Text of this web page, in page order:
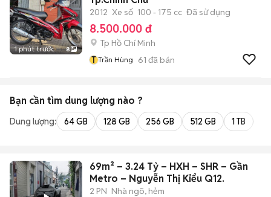
1 phút trước 8
2012 Xe số 100 - 175 cc Đã sử dụng
8.500.000 đ
Tp Hồ Chí Minh
T Trần Hùng 61 đã bán
Bạn cần tìm dung lượng nào ?
Dung lượng: 64 GB 128 GB 256 GB 512 GB 1 TB
69m² – 3.24 Tỷ – HXH – SHR – Gần
Metro – Nguyễn Thị Kiểu Q12.
2 PN Nhà ngõ, hẻm